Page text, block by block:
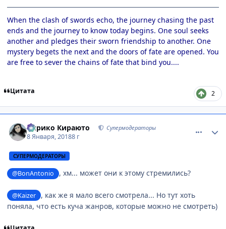
When the clash of swords echo, the journey chasing the past
ends and the journey to know today begins. One soul seeks
another and pledges their sworn friendship to another. One
mystery begets the next and the doors of fate are opened. You
are free to sever the chains of fate that bind you....
Цитата 2
Кирико Кираюто Супермодераторы
8 Января, 20188 г
СУПЕРМОДЕРАТОРЫ
@BonAntonio , хм... может они к этому стремились?
@Kaizer
, как же я мало всего смотрела... Но тут хоть
поняла, что есть куча жанров, которые можно не смотреть)